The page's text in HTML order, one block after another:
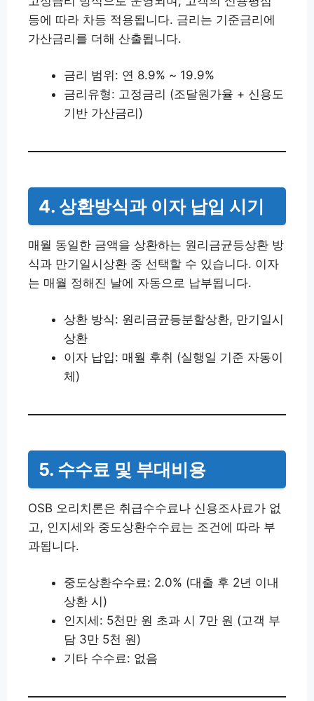
등에 따라 차등 적용됩니다. 금리는 기준금리에
가산금리를 더해 산출됩니다.
금리 범위: 연 8.9% ~ 19.9%
금리유형: 고정금리 (조달원가율 + 신용도
기반 가산금리)
4. 상환방식과 이자 납입 시기
매월 동일한 금액을 상환하는 원리금균등상환 방
식과 만기일시상환 중 선택할 수 있습니다. 이자
는 매월 정해진 날에 자동으로 납부됩니다.
상환 방식: 원리금균등분할상환, 만기일시
상환
이자 납입: 매월 후취 (실행일 기준 자동이
체)
5. 수수료 및 부대비용
OSB 오리치론은 취급수수료나 신용조사료가 없
고, 인지세와 중도상환수수료는 조건에 따라 부
과됩니다.
중도상환수수료: 2.0% (대출 후 2년 이내
상환 시)
인지세: 5천만 원 초과 시 7만 원 (고객 부
담 3만 5천 원)
기타 수수료: 없음